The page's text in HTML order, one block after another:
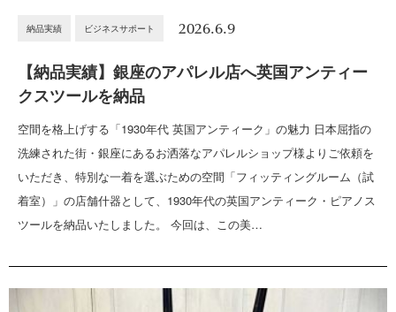
納品実績 ビジネスサポート 2026.6.9
【納品実績】銀座のアパレル店へ英国アンティー
クスツールを納品
空間を格上げする「1930年代 英国アンティーク」の魅力 日本屈指の
洗練された街・銀座にあるお洒落なアパレルショップ様よりご依頼を
いただき、特別な一着を選ぶための空間「フィッティングルーム（試
着室）」の店舗什器として、1930年代の英国アンティーク・ピアノス
ツールを納品いたしました。 今回は、この美…